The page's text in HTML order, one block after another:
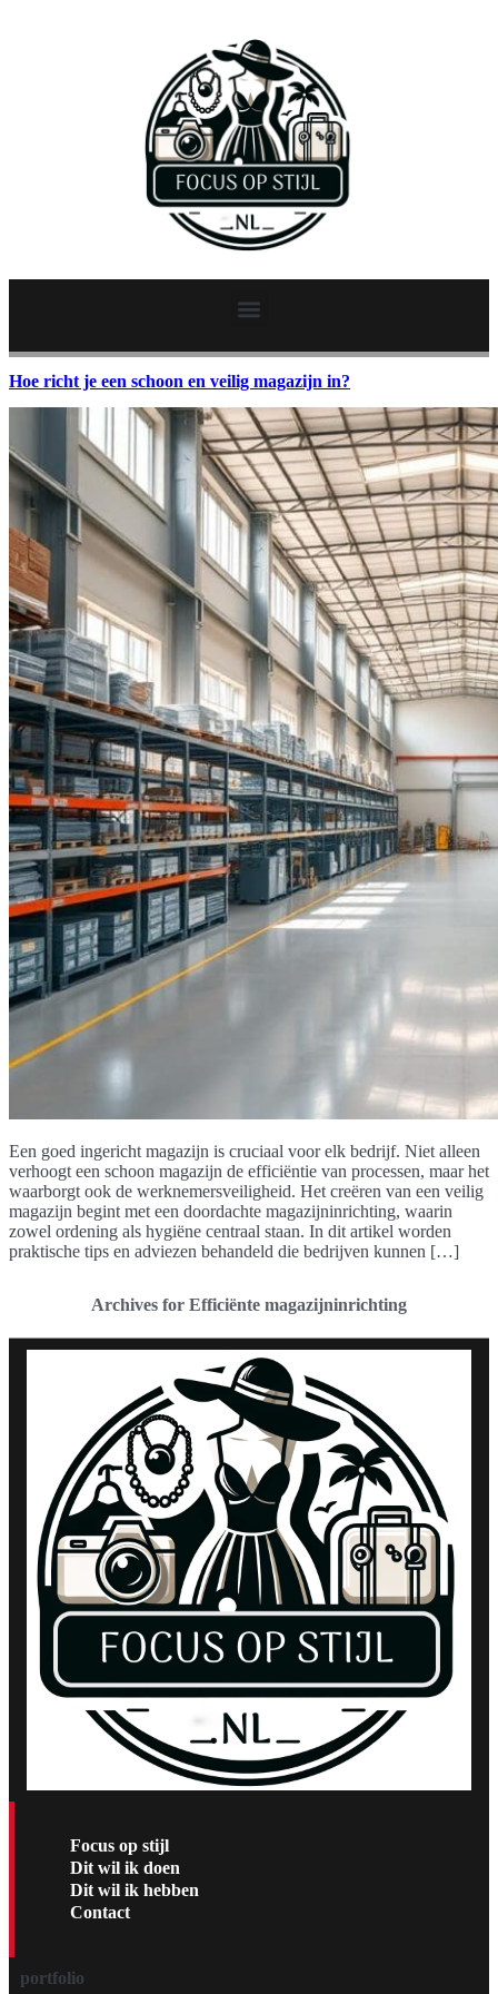
Hoe richt je een schoon en veilig magazijn in?
Een goed ingericht magazijn is cruciaal voor elk bedrijf. Niet alleen
verhoogt een schoon magazijn de efficiëntie van processen, maar het
waarborgt ook de werknemersveiligheid. Het creëren van een veilig
magazijn begint met een doordachte magazijninrichting, waarin
zowel ordening als hygiëne centraal staan. In dit artikel worden
praktische tips en adviezen behandeld die bedrijven kunnen […]
Archives for Efficiënte magazijninrichting
Focus op stijl
Dit wil ik doen
Dit wil ik hebben
Contact
portfolio